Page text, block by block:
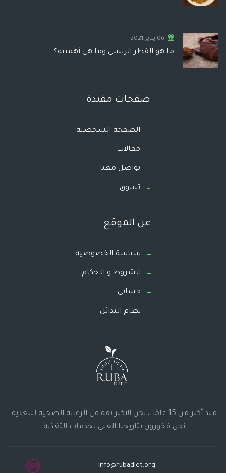
06 يناير,2021
ما هو الفطر الريشي وما هي أهميته؟
صفحات مفيدة
الصفحة الشخصية
مقالات
تواصل معنا
تسوق
عن الموقع
سياسة الخصوصية
الشروط و الاحكام
حسابي
نظام البدائل
منذ أكثر من 15 عامًا ، نحن الأكثر ثقة في الرعاية الصحية للتغذية.
نحن فخورون بتاريخنا الغني لخدمات التغذية.
Info@rubadiet.org